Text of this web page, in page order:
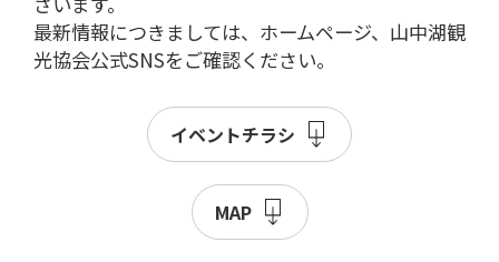
最新情報につきましては、ホームページ、山中湖観
光協会公式SNSをご確認ください。
イベントチラシ
MAP